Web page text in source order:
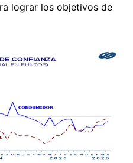
lograr los objetivos de